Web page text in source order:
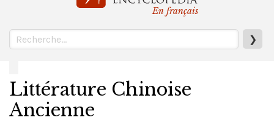
En français
❯
Littérature Chinoise
Ancienne